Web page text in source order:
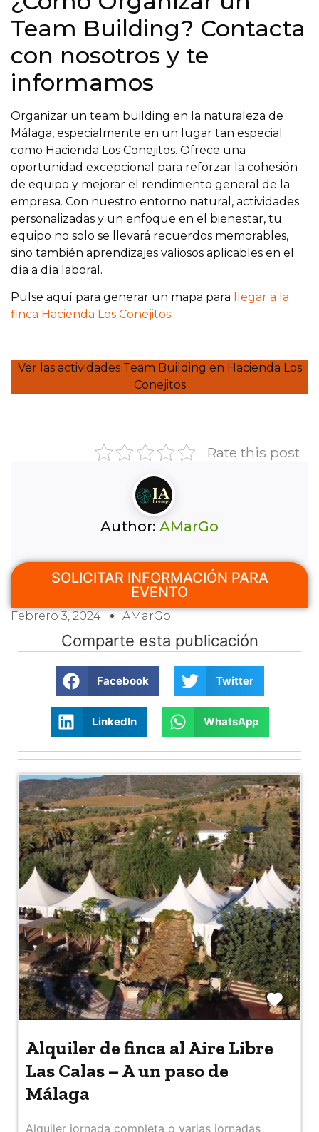
Team Building? Contacta
con nosotros y te
informamos
Organizar un team building en la naturaleza de
Málaga, especialmente en un lugar tan especial
como Hacienda Los Conejitos. Ofrece una
oportunidad excepcional para reforzar la cohesión
de equipo y mejorar el rendimiento general de la
empresa. Con nuestro entorno natural, actividades
personalizadas y un enfoque en el bienestar, tu
equipo no solo se llevará recuerdos memorables,
sino también aprendizajes valiosos aplicables en el
día a día laboral.
Pulse aquí para generar un mapa para
llegar a la
finca Hacienda Los Conejitos
Ver las actividades Team Building en Hacienda Los
Conejitos
Rate this post
Author: AMarGo
SOLICITAR INFORMACIÓN PARA
EVENTO
Febrero 3, 2024 AMarGo
Comparte esta publicación
Facebook Twitter
LinkedIn WhatsApp
Alquiler de finca al Aire Libre
Las Calas – A un paso de
Málaga
Alquiler jornada completa o varias jornadas